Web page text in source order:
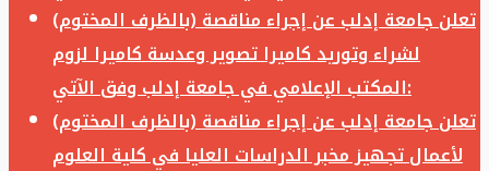
تعلن جامعة إدلب عن إجراء مناقصة (بالظرف المختوم)
لشراء وتوريد كاميرا تصوير وعدسة كاميرا لزوم
المكتب الإعلامي في جامعة إدلب وفق الآتي:
تعلن جامعة إدلب عن إجراء مناقصة (بالظرف المختوم)
لأعمال تجهيز مخبر الدراسات العليا في كلية العلوم